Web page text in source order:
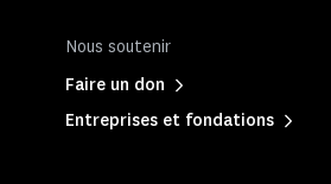
Nous soutenir
Faire un don
Entreprises et fondations